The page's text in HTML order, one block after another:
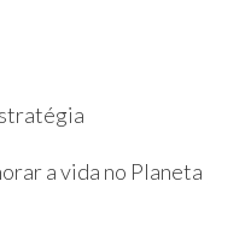
a vida no Planeta